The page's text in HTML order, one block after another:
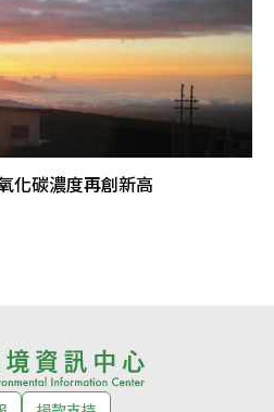
化碳濃度再創新高